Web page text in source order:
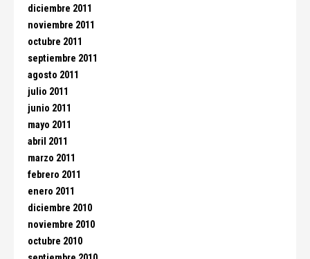
diciembre 2011
noviembre 2011
octubre 2011
septiembre 2011
agosto 2011
julio 2011
junio 2011
mayo 2011
abril 2011
marzo 2011
febrero 2011
enero 2011
diciembre 2010
noviembre 2010
octubre 2010